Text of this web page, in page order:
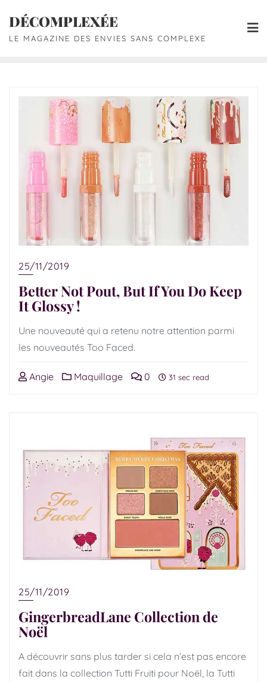
DÉCOMPLEXÉE
LE MAGAZINE DES ENVIES SANS COMPLEXE
25/11/2019
Better Not Pout, But If You Do Keep
It Glossy !
Une nouveauté qui a retenu notre attention parmi
les nouveautés Too Faced.
Angie Maquillage 0 31 sec read
25/11/2019
GingerbreadLane Collection de
Noël
A découvrir sans plus tarder si cela n’est pas encore
fait dans la collection Tutti Fruiti pour Noël, la Tutti